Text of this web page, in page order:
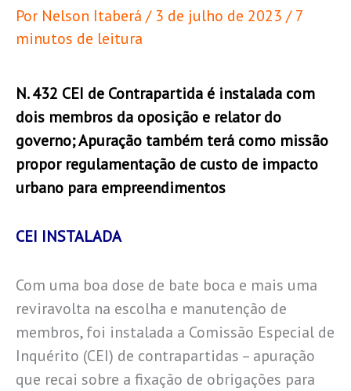
Por Nelson Itaberá / 3 de julho de 2023 /7
minutos de leitura
N. 432 CEI de Contrapartida é instalada com
dois membros da oposição e relator do
governo; Apuração também terá como missão
propor regulamentação de custo de impacto
urbano para empreendimentos
CEI INSTALADA
Com uma boa dose de bate boca e mais uma
reviravolta na escolha e manutenção de
membros, foi instalada a Comissão Especial de
Inquérito (CEI) de contrapartidas – apuração
que recai sobre a fixação de obrigações para